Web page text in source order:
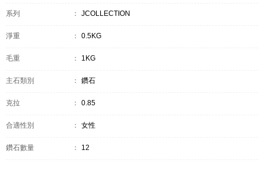
系列 ： JCOLLECTION
淨重 ： 0.5KG
毛重 ： 1KG
主石類別 ： 鑽石
克拉 ： 0.85
合適性別 ： 女性
鑽石數量 ： 12